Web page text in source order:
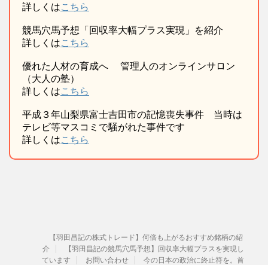
詳しくはこちら
競馬穴馬予想「回収率大幅プラス実現」を紹介
詳しくはこちら
優れた人材の育成へ 管理人のオンラインサロン
（大人の塾）
詳しくはこちら
平成３年山梨県富士吉田市の記憶喪失事件 当時は
テレビ等マスコミで騒がれた事件です
詳しくはこちら
【羽田昌記の株式トレード】何倍も上がるおすすめ銘柄の紹
介
【羽田昌記の競馬穴馬予想】回収率大幅プラスを実現し
ています
お問い合わせ 今の日本の政治に終止符を。首